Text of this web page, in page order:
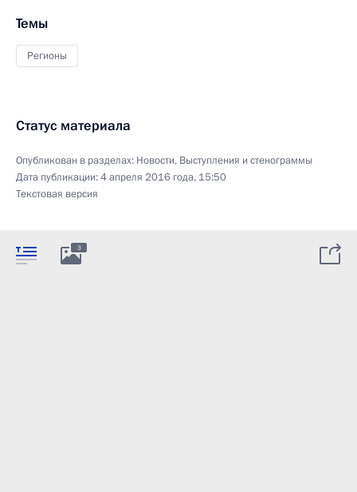
Темы
Регионы
Статус материала
Опубликован в разделах: Новости, Выступления и стенограммы
Дата публикации:4 апреля 2016 года, 15:50
Текстовая версия
3